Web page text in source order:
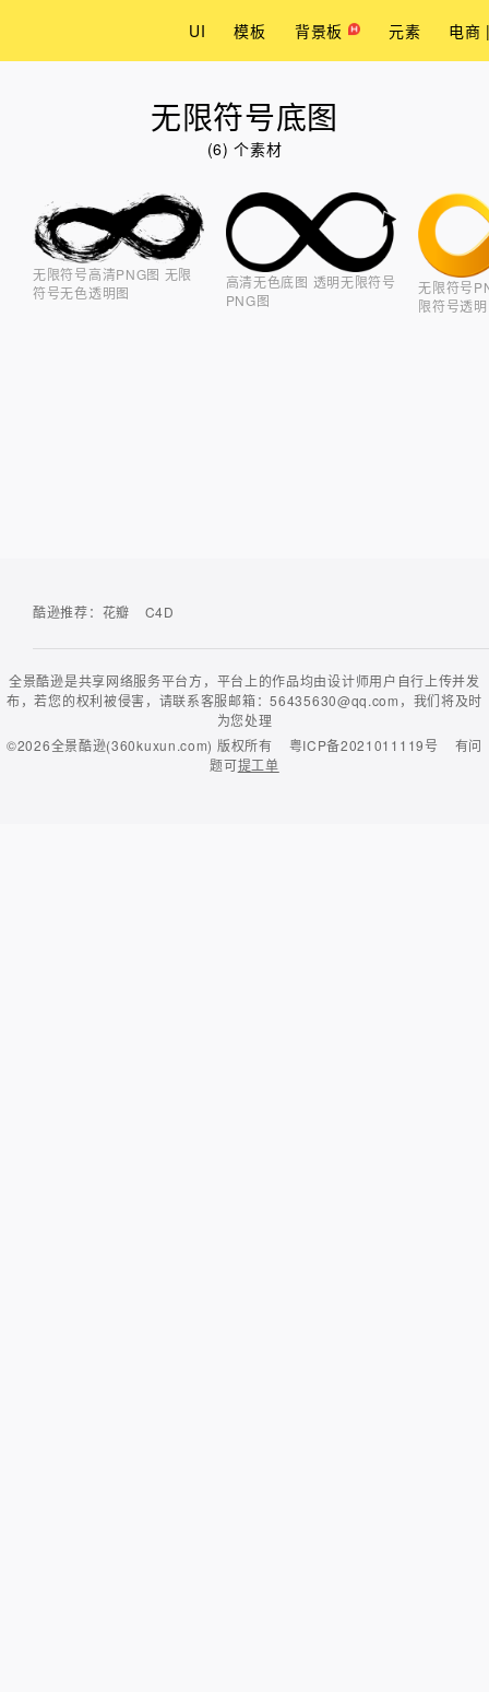
UI 模板 背景板 元素 电商
无限符号底图
(6) 个素材
无限符号高清PNG图 无限
符号无色透明图
高清无色底图 透明无限符号
PNG图
无限符号
限符号透
酷逊推荐： 花瓣 C4D
全景酷逊是共享网络服务平台方，平台上的作品均由设计师用户自行上传并发
布，若您的权利被侵害，请联系客服邮箱：56435630@qq.com，我们将及时
为您处理
©2026全景酷逊(360kuxun.com) 版权所有 粤ICP备2021011119号
有问
题可提工单